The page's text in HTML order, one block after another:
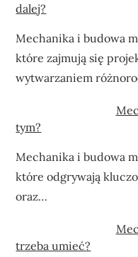
dalej?
Mechanika i budowa
które zajmują się
wytwarzaniem
tym?
Mechanika i budowa
które odgrywają
oraz…
trzeba umieć?